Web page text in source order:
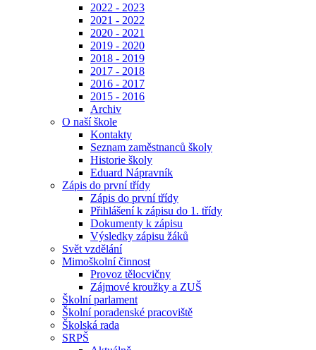
2022 - 2023
2021 - 2022
2020 - 2021
2019 - 2020
2018 - 2019
2017 - 2018
2016 - 2017
2015 - 2016
Archiv
O naší škole
Kontakty
Seznam zaměstnanců školy
Historie školy
Eduard Nápravník
Zápis do první třídy
Zápis do první třídy
Přihlášení k zápisu do 1. třídy
Dokumenty k zápisu
Výsledky zápisu žáků
Svět vzdělání
Mimoškolní činnost
Provoz tělocvičny
Zájmové kroužky a ZUŠ
Školní parlament
Školní poradenské pracoviště
Školská rada
SRPŠ